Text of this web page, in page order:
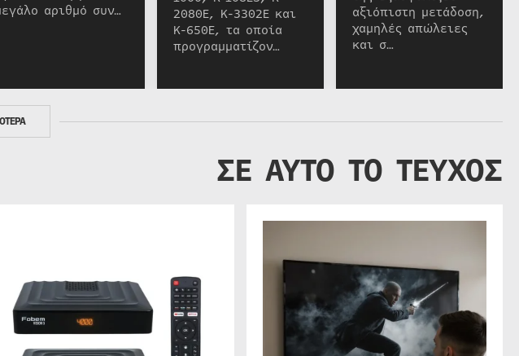
αριθμό συν…
2080E, K-3302E και
K-650E, τα οποία
προγραμματίζον…
αξιόπιστη μετάδοση,
χαμηλές απώλειες
και σ…
ΣΕ ΑΥΤΟ ΤΟ ΤΕΥΧΟΣ